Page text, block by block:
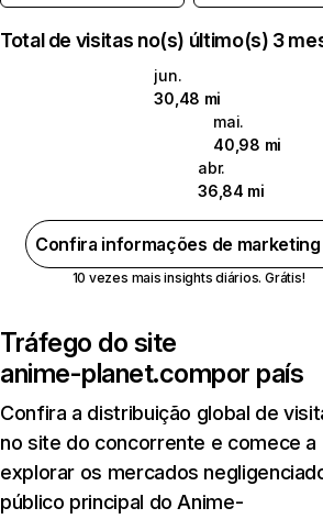
Total de visitas no(s) último(s) 3
jun.
30,48 mi
mai.
40,98 mi
abr.
36,84 mi
Confira informações de
10 vezes mais insights diários. Grátis!
Tráfego do site
anime-planet.compor país
Confira a distribuição global de
no site do concorrente e comece a
explorar os mercados
público principal do Anime-